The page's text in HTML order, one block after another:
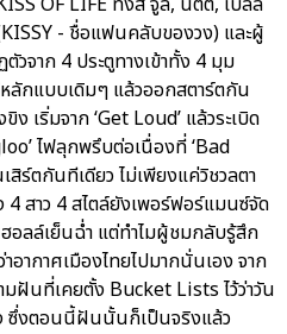
- ชื่อแฟนคลับของวง) และผู้
วจาก 4 ประตูทางเข้าทั้ง 4 มุม
ลักแบบเดิมๆ แล้วออกสตาร์ตกัน
เริ่มจาก ‘Get Loud’ แล้วระเบิด
ไฟลุกพรึบต่อเนื่องที่ ‘Bad
ร์ตกันทีเดียว ไม่เพียงแค่วิชวลตา
สาว 4 สไตล์ยังเพอร์ฟอร์แมนซ์จัด
อลล์เย็นฉ่ำ แต่ทำไมผู้ชมกลับรู้สึก
อากาศเมืองไทยไปมากนั่นเอง จาก
ฝันที่เคยตั้ง Bucket Lists ไว้ว่าวัน
ซึ่งตอนนี้ฝันนั้นก็เป็นจริงแล้ว